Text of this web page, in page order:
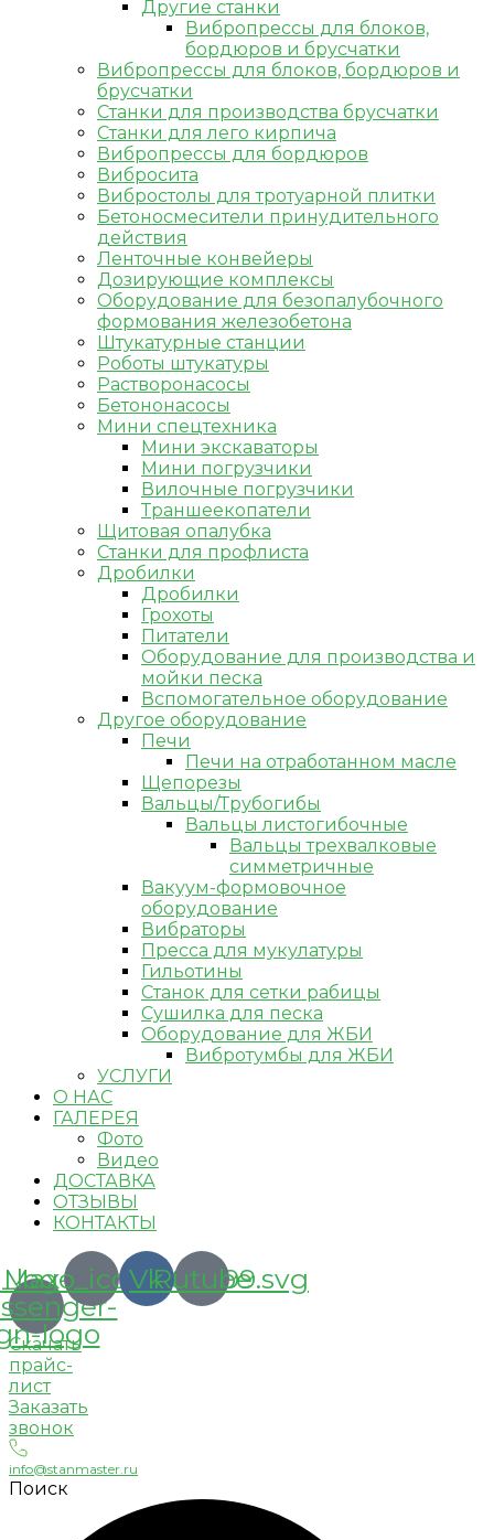
Другие станки
Вибропрессы для блоков,
бордюров и брусчатки
Вибропрессы для блоков, бордюров и
брусчатки
Станки для производства брусчатки
Станки для лего кирпича
Вибропрессы для бордюров
Вибросита
Вибростолы для тротуарной плитки
Бетоносмесители принудительного
действия
Ленточные конвейеры
Дозирующие комплексы
Оборудование для безопалубочного
формования железобетона
Штукатурные станции
Роботы штукатуры
Растворонасосы
Бетононасосы
Мини спецтехника
Мини экскаваторы
Мини погрузчики
Вилочные погрузчики
Траншеекопатели
Щитовая опалубка
Станки для профлиста
Дробилки
Дробилки
Грохоты
Питатели
Оборудование для производства и
мойки песка
Вспомогательное оборудование
Другое оборудование
Печи
Печи на отработанном масле
Щепорезы
Вальцы/Трубогибы
Вальцы листогибочные
Вальцы трехвалковые
симметричные
Вакуум-формовочное
оборудование
Вибраторы
Пресса для мукулатуры
Гильотины
Станок для сетки рабицы
Сушилка для песка
Оборудование для ЖБИ
Вибротумбы для ЖБИ
УСЛУГИ
О НАС
ГАЛЕРЕЯ
Фото
Видео
ДОСТАВКА
ОТЗЫВЫ
КОНТАКТЫ
Max-
logo
VkRutube
Скачать
прайс-
лист
Заказать
звонок
info@stanmaster.ru
Поиск